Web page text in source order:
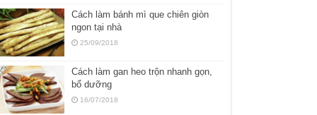
Cách làm bánh mì que chiên giòn
ngon tại nhà
25/09/2018
Cách làm gan heo trộn nhanh gọn,
bổ dưỡng
16/07/2018